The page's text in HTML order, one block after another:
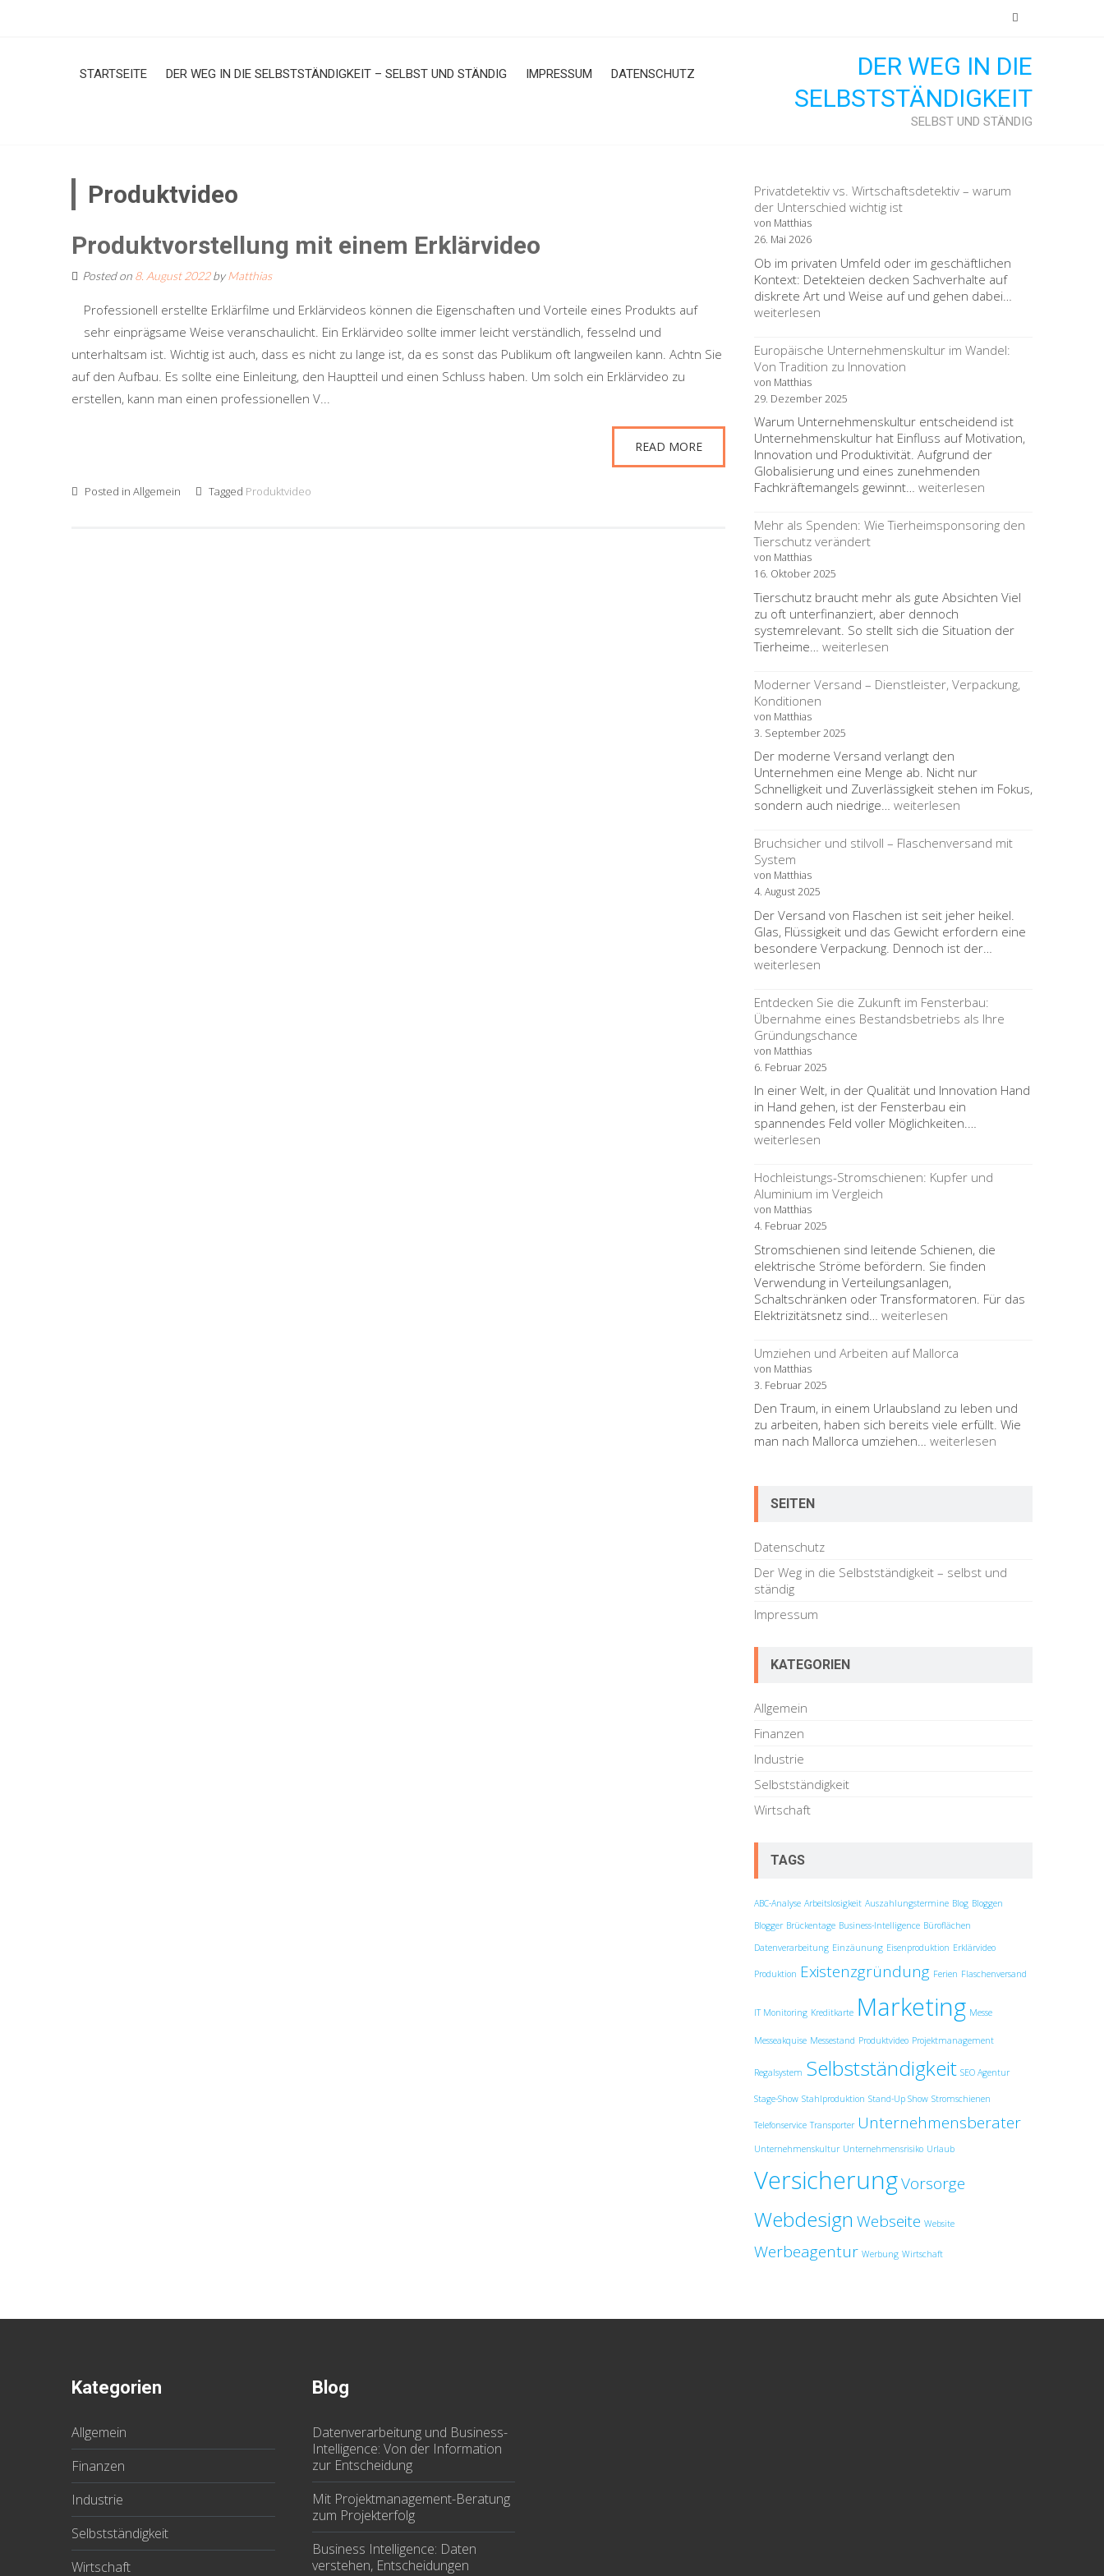
STARTSEITE DER WEG IN DIE SELBSTSTÄNDIGKEIT – SELBST UND STÄNDIG IMPRESSUM DATENSCHUTZ
DER WEG IN DIE
SELBSTSTÄNDIGKEIT
SELBST UND STÄNDIG
Produktvideo
Produktvorstellung mit einem Erklärvideo
Posted on 8. August 2022byMatthias
Professionell erstellte Erklärfilme und Erklärvideos können die Eigenschaften und Vorteile eines Produkts auf
sehr einprägsame Weise veranschaulicht. Ein Erklärvideo sollte immer leicht verständlich, fesselnd und
unterhaltsam ist. Wichtig ist auch, dass es nicht zu lange ist, da es sonst das Publikum oft langweilen kann. Achtn Sie
auf den Aufbau. Es sollte eine Einleitung, den Hauptteil und einen Schluss haben. Um solch ein Erklärvideo zu
erstellen, kann man einen professionellen V...
READ MORE
Posted in Allgemein Tagged Produktvideo
Privatdetektiv vs. Wirtschaftsdetektiv – warum
der Unterschied wichtig ist
von Matthias
26. Mai 2026
Ob im privaten Umfeld oder im geschäftlichen
Kontext: Detekteien decken Sachverhalte auf
diskrete Art und Weise auf und gehen dabei…
weiterlesen
Europäische Unternehmenskultur im Wandel:
Von Tradition zu Innovation
von Matthias
29. Dezember 2025
Warum Unternehmenskultur entscheidend ist
Unternehmenskultur hat Einfluss auf Motivation,
Innovation und Produktivität. Aufgrund der
Globalisierung und eines zunehmenden
Fachkräftemangels gewinnt… Europäische
im
Wandel:
Innovation
weiterlesen
Mehr als Spenden: Wie Tierheimsponsoring den
Tierschutz verändert
von Matthias
16. Oktober 2025
Tierschutz braucht mehr als gute Absichten Viel
zu oft unterfinanziert, aber dennoch
systemrelevant. So stellt sich die Situation der
Tierheime… Mehr
Spenden:
Wie
den
verändert
weiterlesen
Moderner Versand – Dienstleister, Verpackung,
Konditionen
von Matthias
3. September 2025
Der moderne Versand verlangt den
Unternehmen eine Menge ab. Nicht nur
Schnelligkeit und Zuverlässigkeit stehen im Fokus,
sondern auch niedrige… Moderner
–
weiterlesen
Bruchsicher und stilvoll – Flaschenversand mit
System
von Matthias
4. August 2025
Der Versand von Flaschen ist seit jeher heikel.
Glas, Flüssigkeit und das Gewicht erfordern eine
besondere Verpackung. Dennoch ist der…
mit
weiterlesen
Entdecken Sie die Zukunft im Fensterbau:
Übernahme eines Bestandsbetriebs als Ihre
Gründungschance
von Matthias
6. Februar 2025
In einer Welt, in der Qualität und Innovation Hand
in Hand gehen, ist der Fensterbau ein
spannendes Feld voller Möglichkeiten.…
Zukunft
Bestandsbetriebs
als
Gründungschance
weiterlesen
Hochleistungs-Stromschienen: Kupfer und
Aluminium im Vergleich
von Matthias
4. Februar 2025
Stromschienen sind leitende Schienen, die
elektrische Ströme befördern. Sie finden
Verwendung in Verteilungsanlagen,
Schaltschränken oder Transformatoren. Für das
Elektrizitätsnetz sind… Hochleistungs-
Kupfer
und
Vergleich
weiterlesen
Umziehen und Arbeiten auf Mallorca
von Matthias
3. Februar 2025
Den Traum, in einem Urlaubsland zu leben und
zu arbeiten, haben sich bereits viele erfüllt. Wie
man nach Mallorca umziehen… Umziehen
weiterlesen
SEITEN
Datenschutz
Der Weg in die Selbstständigkeit – selbst und
ständig
Impressum
KATEGORIEN
Allgemein
Finanzen
Industrie
Selbstständigkeit
Wirtschaft
TAGS
ABC-Analyse Arbeitslosigkeit Auszahlungstermine Blog Bloggen
Blogger Brückentage Business-Intelligence Büroflächen
Datenverarbeitung Einzäunung Eisenproduktion Erklärvideo
Produktion Existenzgründung Ferien Flaschenversand
IT Monitoring Kreditkarte Marketing Messe
Messeakquise Messestand Produktvideo Projektmanagement
Regalsystem Selbstständigkeit SEO Agentur
Stage-Show Stahlproduktion Stand-Up Show Stromschienen
Telefonservice Transporter Unternehmensberater
Unternehmenskultur Unternehmensrisiko Urlaub
VersicherungVorsorge
Webdesign Webseite Website
Werbeagentur Werbung Wirtschaft
Kategorien
Allgemein
Finanzen
Industrie
Selbstständigkeit
Wirtschaft
Blog
Datenverarbeitung und Business-
Intelligence: Von der Information
zur Entscheidung
Mit Projektmanagement-Beratung
zum Projekterfolg
Business Intelligence: Daten
verstehen, Entscheidungen